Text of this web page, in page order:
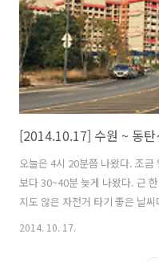
[2014.10.17] 수원 ~ 동탄
오늘은 4시 20분쯤 나왔다. 조
보다 30~40분 늦게 나왔다. 근
지도 않은 자전거 타기 좋은 날
조금더 일찍 나올걸 그랬다. 여름
2014. 10. 17.